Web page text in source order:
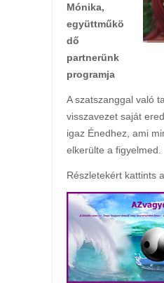
Mónika,
együttműkö
dő
partnerünk
programja
A szatszanggal való
visszavezet saját
igaz Énedhez, ami
elkerülte a figyelmed.
Részletekért kattints